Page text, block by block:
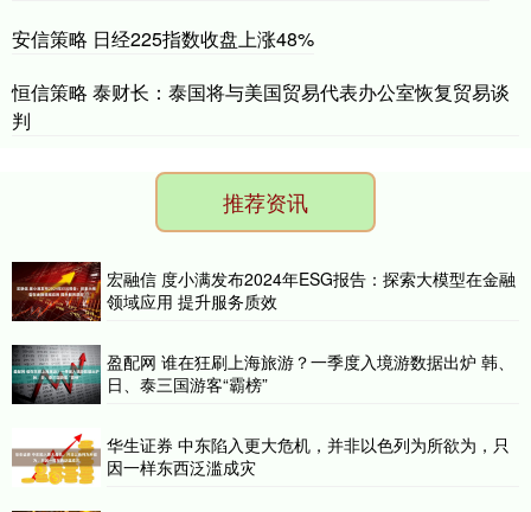
安信策略 日经225指数收盘上涨48%
恒信策略 泰财长：泰国将与美国贸易代表办公室恢复贸易谈
判
推荐资讯
宏融信 度小满发布2024年ESG报告：探索大模型在金融
领域应用 提升服务质效
盈配网 谁在狂刷上海旅游？一季度入境游数据出炉 韩、
日、泰三国游客“霸榜”
华生证券 中东陷入更大危机，并非以色列为所欲为，只
因一样东西泛滥成灾